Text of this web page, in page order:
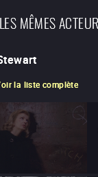
MÊMES
la liste complète